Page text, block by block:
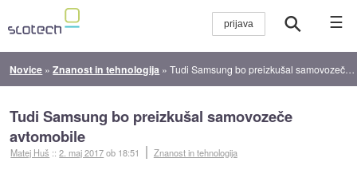
☰
Novice »Znanost in tehnologija »Tudi Samsung bo preizkušal samovozeče avtomobile
Tudi Samsung bo preizkušal samovozeče
avtomobile
Matej Huš ::2. maj 2017ob 18:51 Znanost in tehnologija